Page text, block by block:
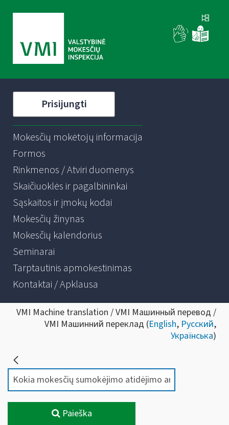
Prisijungti
Mokesčių mokėtojų informacija
Formos
Rinkmenos / Atviri duomenys
Skaičiuoklės ir pagalbininkai
Sąskaitos ir įmokų kodai
Mokesčių žinynas
Mokesčių kalendorius
Seminarai
Tarptautinis apmokestinimas
Kontaktai / Apklausa
VMI Machine translation / VMI Машинный перевод /
VMI Машинний переклад (English, Русский,
Українська)
Paieška